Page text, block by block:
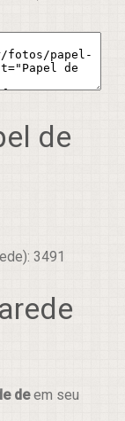
de
3491
deem seu